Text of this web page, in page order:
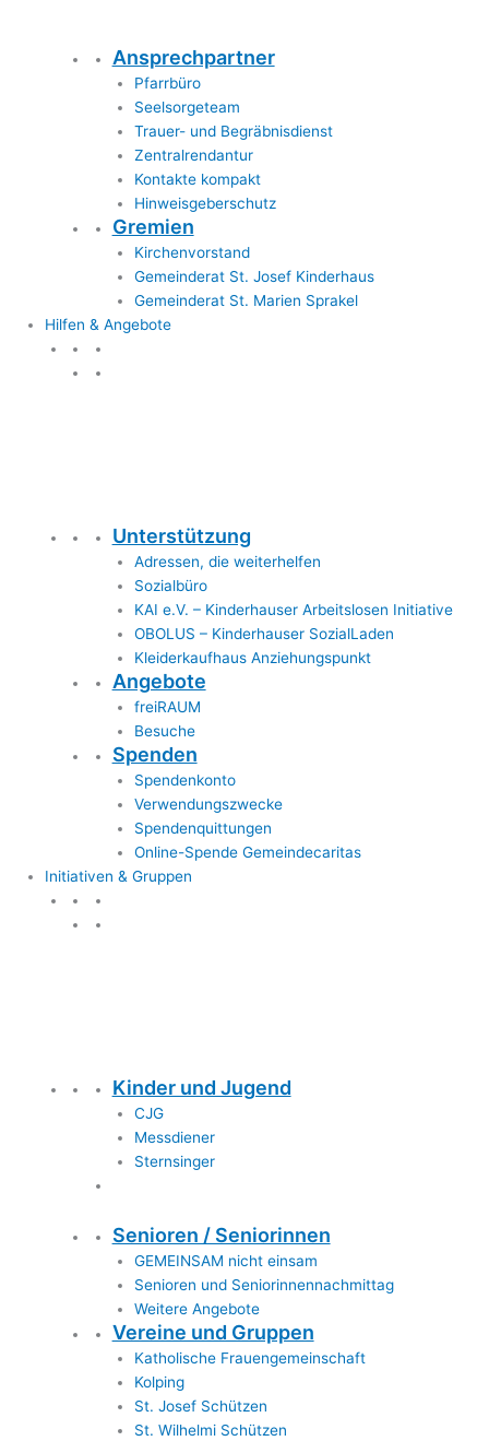
Ansprechpartner
Pfarrbüro
Seelsorgeteam
Trauer- und Begräbnisdienst
Zentralrendantur
Kontakte kompakt
Hinweisgeberschutz
Gremien
Kirchenvorstand
Gemeinderat St. Josef Kinderhaus
Gemeinderat St. Marien Sprakel
Hilfen & Angebote
Unterstützung
Adressen, die weiterhelfen
Sozialbüro
KAI e.V. – Kinderhauser Arbeitslosen Initiative
OBOLUS – Kinderhauser SozialLaden
Kleiderkaufhaus Anziehungspunkt
Angebote
freiRAUM
Besuche
Spenden
Spendenkonto
Verwendungszwecke
Spendenquittungen
Online-Spende Gemeindecaritas
Initiativen & Gruppen
Kinder und Jugend
CJG
Messdiener
Sternsinger
Senioren / Seniorinnen
GEMEINSAM nicht einsam
Senioren und Seniorinnennachmittag
Weitere Angebote
Vereine und Gruppen
Katholische Frauengemeinschaft
Kolping
St. Josef Schützen
St. Wilhelmi Schützen